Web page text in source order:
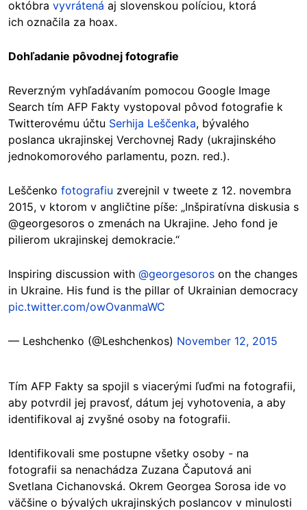
októbra vyvrátená aj slovenskou políciou, ktorá
ich označila za hoax.
Dohľadanie pôvodnej fotografie
Reverzným vyhľadávaním pomocou Google Image
Search tím AFP Fakty vystopoval pôvod fotografie k
Twitterovému účtu Serhija Leščenka, bývalého
poslanca ukrajinskej Verchovnej Rady (ukrajinského
jednokomorového parlamentu, pozn. red.).
Leščenko fotografiu zverejnil v tweete z 12. novembra
2015, v ktorom v angličtine píše: „Inšpiratívna diskusia s
@georgesoros o zmenách na Ukrajine. Jeho fond je
pilierom ukrajinskej demokracie.“
Inspiring discussion with @georgesoros on the changes
in Ukraine. His fund is the pillar of Ukrainian democracy
pic.twitter.com/owOvanmaWC
— Leshchenko (@Leshchenkos) November 12, 2015
Tím AFP Fakty sa spojil s viacerými ľuďmi na fotografii,
aby potvrdil jej pravosť, dátum jej vyhotovenia, a aby
identifikoval aj zvyšné osoby na fotografii.
Identifikovali sme postupne všetky osoby - na
fotografii sa nenachádza Zuzana Čaputová ani
Svetlana Cichanovská. Okrem Georgea Sorosa ide vo
väčšine o bývalých ukrajinských poslancov v minulosti